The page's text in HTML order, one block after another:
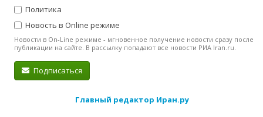
Политика
Новость в Online режиме
Новости в On-Line режиме - мгновенное получение новости сразу после
публикации на сайте. В рассылку попадают все новости РИА Iran.ru.
Подписаться
Главный редактор Иран.ру